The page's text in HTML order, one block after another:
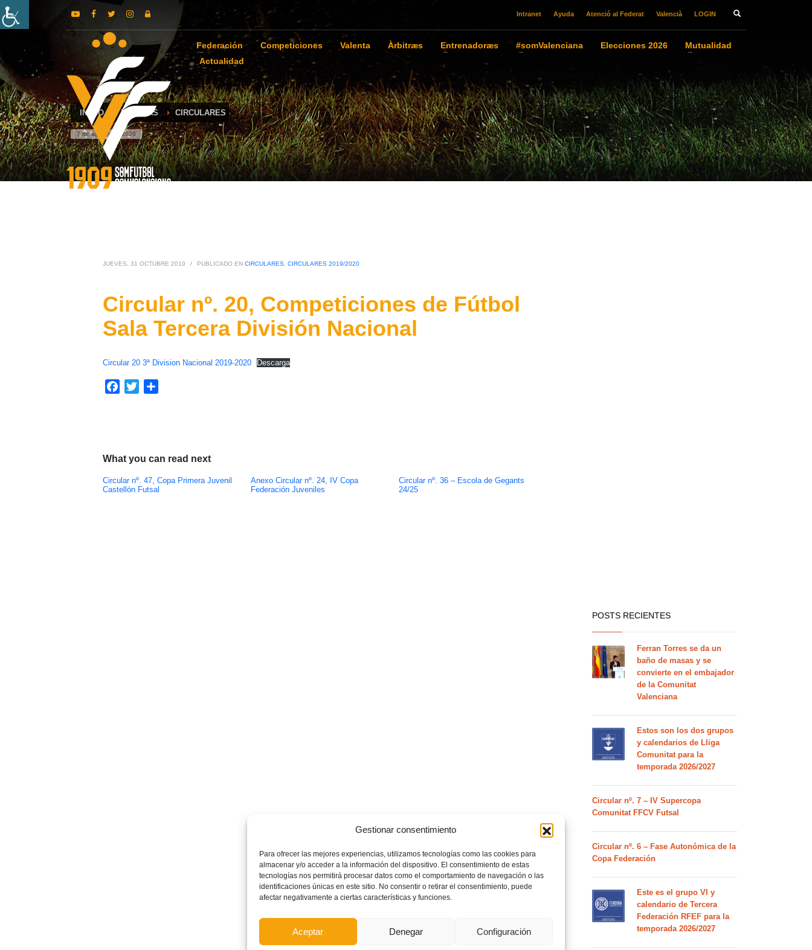
Gestionar consentimiento
Para ofrecer las mejores experiencias, utilizamos tecnologías como las cookies para
almacenar y/o acceder a la información del dispositivo. El consentimiento de estas
tecnologías nos permitirá procesar datos como el comportamiento de navegación o las
identificaciones únicas en este sitio. No consentir o retirar el consentimiento, puede
afectar negativamente a ciertas características y funciones.
Aceptar Denegar Configuración
Intranet Ayuda Atenció al Federat Valencià LOGIN
Federación Competiciones Valenta Àrbitræs Entrenadoræs #somValenciana Elecciones 2026
Mutualidad
Actualidad
INICIO NOTICIAS CIRCULARES
7 de agosto de 2026
JUEVES, 31 OCTUBRE 2019 / PUBLICADO EN CIRCULARES, CIRCULARES 2019/2020
Circular nº. 20, Competiciones de Fútbol
Sala Tercera División Nacional
Circular 20 3ª Division Nacional 2019-2020 Descarga
Facebook
Twitter
What you can read next
Circular nº. 47, Copa Primera Juvenil
Castellón Futsal
Anexo Circular nº. 24, IV Copa
Federación Juveniles
Circular nº. 36 – Escola de Gegants
24/25
POSTS RECIENTES
Ferran Torres se da un
baño de masas y se
convierte en el embajador
de la Comunitat
Valenciana
Estos son los dos grupos
y calendarios de Lliga
Comunitat para la
temporada 2026/2027
Circular nº. 7 – IV Supercopa
Comunitat FFCV Futsal
Circular nº. 6 – Fase Autonómica de la
Copa Federación
Este es el grupo VI y
calendario de Tercera
Federación RFEF para la
temporada 2026/2027